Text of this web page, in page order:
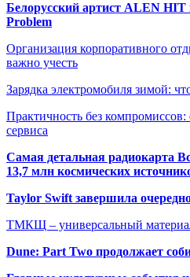
Белорусский артист ALEN HIT
Problem
Организация корпоративного
важно учесть
Зарядка электромобиля зимой:
Практичность без
сервиса
Самая детальная радиокарта
13,7 млн космических
Taylor Swift завершила
ТМКЩ – универсальный
Dune: Part Two продолжает